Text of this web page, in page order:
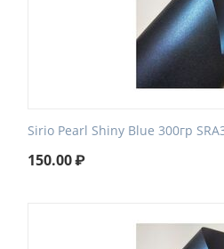
Sirio Pearl Shiny Blue 300гр
150.00₽